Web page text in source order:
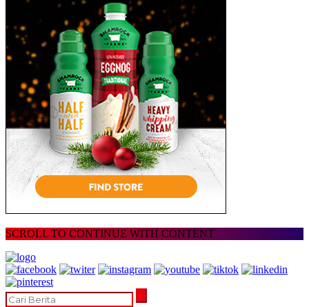
SCROLL TO CONTINUE WITH CONTENT